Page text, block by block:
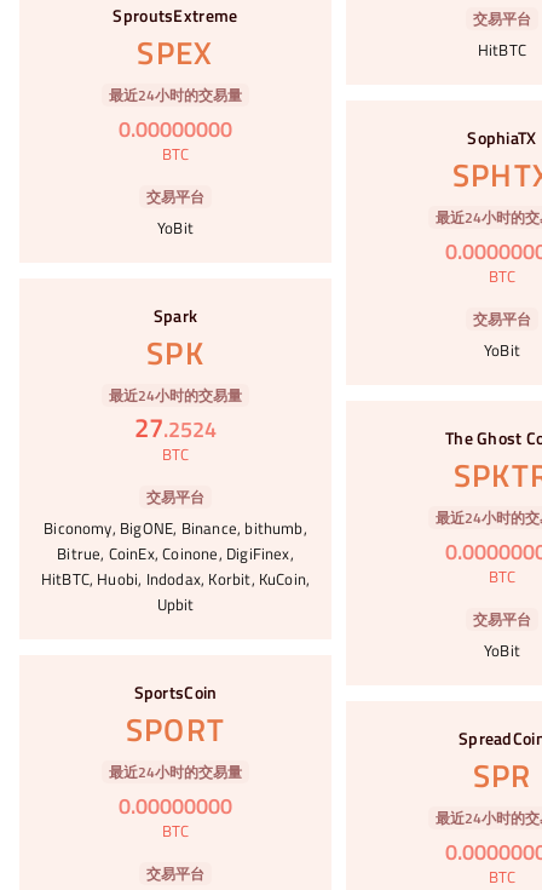
交易平台
HitBTC
SproutsExtreme
SPEX
最近24小时的交易量
0.00000000
BTC
交易平台
YoBit
SophiaTX
最近24小时的
0.
BTC
交易平台
YoBit
Spark
SPK
最近24小时的交易量
27.2524
BTC
交易平台
Biconomy, BigONE, Binance, bithumb,
Bitrue, CoinEx, Coinone, DigiFinex,
HitBTC, Huobi, Indodax, Korbit, KuCoin,
Upbit
The Ghost
最近24小时的
0.
BTC
交易平台
YoBit
SportsCoin
SPORT
最近24小时的交易量
0.00000000
BTC
交易平台
SPR
最近24小时的
0.
BTC